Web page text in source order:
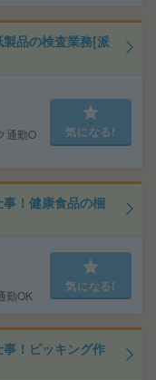
品の検査業務[派
通勤O
気になる!
！健康食品の梱
勤OK
気になる!
！ピッキング作